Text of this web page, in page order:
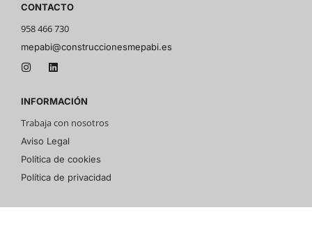
CONTACTO
958 466 730
mepabi@construccionesmepabi.es
INFORMACIÓN
Trabaja con nosotros
Aviso Legal
Política de cookies
Política de privacidad